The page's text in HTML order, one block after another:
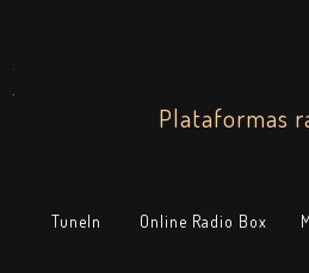
.
Plataformas
TuneIn Online Radio Box